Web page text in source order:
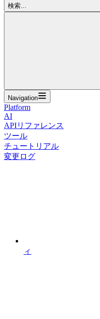
検索...
Navigation
Platform
AI
APIリファレンス
ツール
チュートリアル
変更ログ
ィ